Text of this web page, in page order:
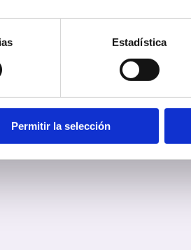
Estadística
Permitir la selección